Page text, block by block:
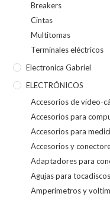
Breakers
Cintas
Multitomas
Terminales eléctricos
Electronica Gabriel
ELECTRÓNICOS
Accesorios de video-
Accesorios para
Accesorios para
Accesorios y
Adaptadores para
Agujas para tocadiscos
Amperímetros y